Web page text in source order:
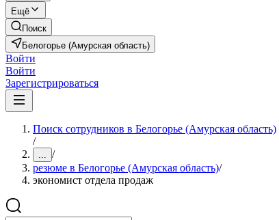
Ещё
Поиск
Белогорье (Амурская область)
Войти
Войти
Зарегистрироваться
Поиск сотрудников в Белогорье (Амурская область)
/
... /
резюме в Белогорье (Амурская область)/
экономист отдела продаж